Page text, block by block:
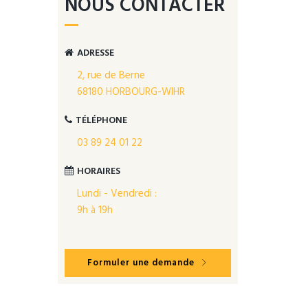
ADRESSE
2, rue de Berne
68180 HORBOURG-WIHR
TÉLÉPHONE
03 89 24 01 22
HORAIRES
Lundi - Vendredi :
9h à 19h
Formuler une demande